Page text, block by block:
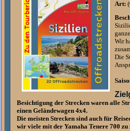
Art:
Wir
Die
Besichtigung der Strecken waren alle
einen Geländewagen 4x4.
Die meisten Strecken sind auch für
wir viele mit der Yamaha Tenere 700 zu